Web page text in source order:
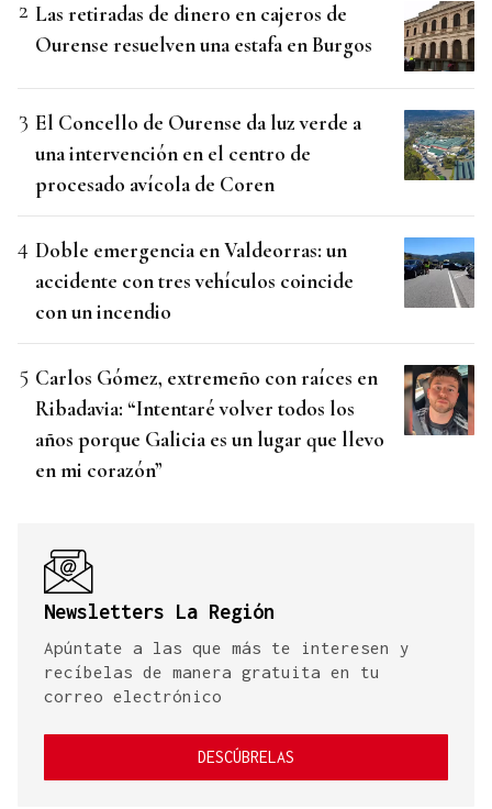
Las retiradas de dinero en cajeros de
Ourense resuelven una estafa en Burgos
El Concello de Ourense da luz verde a
una intervención en el centro de
procesado avícola de Coren
Doble emergencia en Valdeorras: un
accidente con tres vehículos coincide
con un incendio
Carlos Gómez, extremeño con raíces en
Ribadavia: “Intentaré volver todos los
años porque Galicia es un lugar que llevo
en mi corazón”
Newsletters La Región
Apúntate a las que más te interesen y
recíbelas de manera gratuita en tu
correo electrónico
DESCÚBRELAS